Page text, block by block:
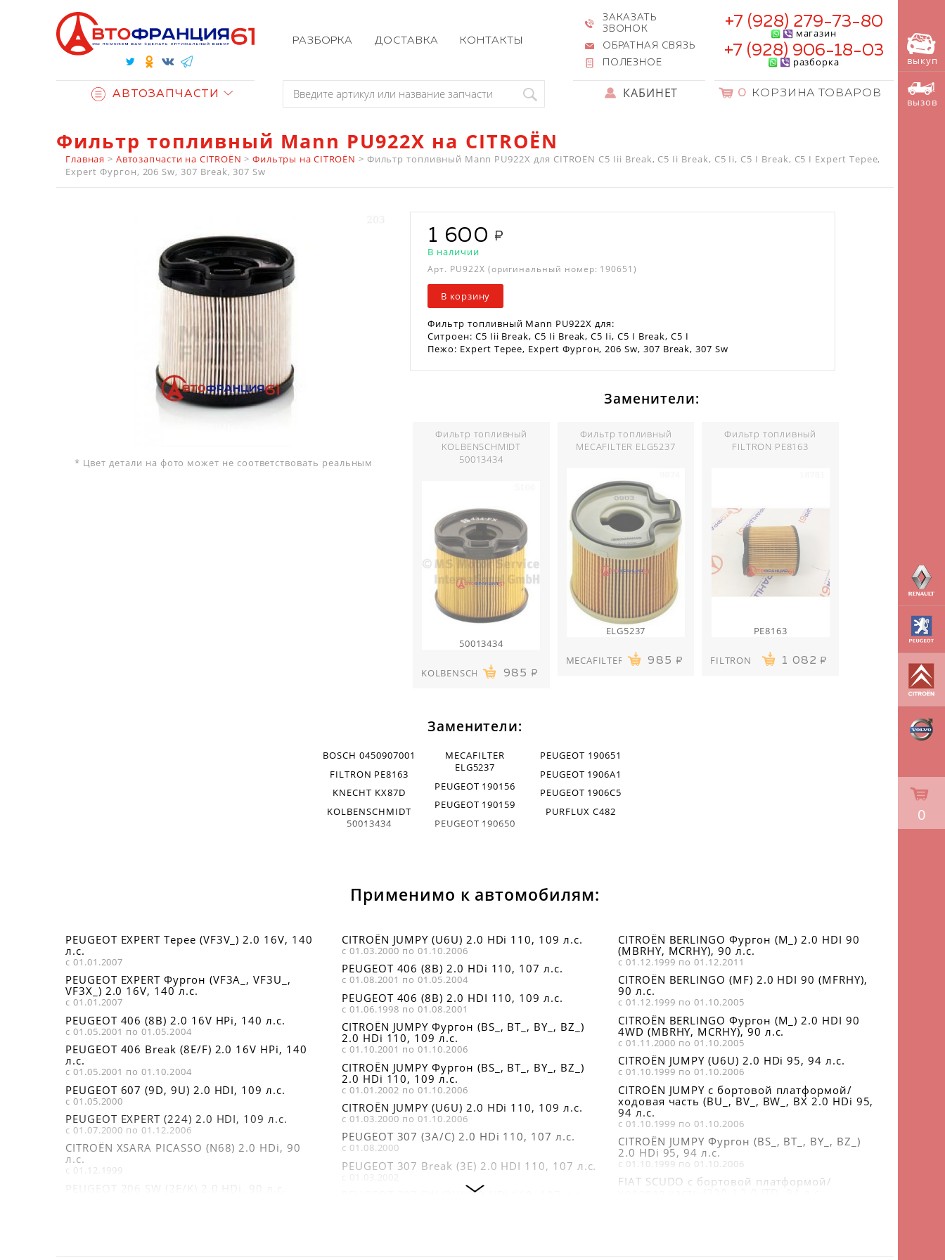
РАЗБОРКА ДОСТАВКА КОНТАКТЫ
ЗАКАЗАТЬ
ЗВОНОК
ОБРАТНАЯ СВЯЗЬ
ПОЛЕЗНОЕ
+7 (928) 279-73-80
магазин
+7 (928) 906-18-03
разборка
АВТОЗАПЧАСТИ КАБИНЕТ 0 КОРЗИНА ТОВАРОВ
Фильтр топливный Mann PU922X на CITROËN
Главная > Автозапчасти на CITROËN >Фильтры на CITROËN > Фильтр топливный Mann PU922X для CITROËN C5 Iii Break, C5 Ii Break, C5 Ii, C5 I Break, C5 I Expert Tepee,
Expert Фургон, 206 Sw, 307 Break, 307 Sw
* Цвет детали на фото может не соответствовать реальным
1 600
В наличии
Арт. PU922X (оригинальный номер: 190651)
В корзину
Фильтр топливный Mann PU922X для:
Ситроен: C5 Iii Break, C5 Ii Break, C5 Ii, C5 I Break, C5 I
Пежо: Expert Tepee, Expert Фургон, 206 Sw, 307 Break, 307 Sw
Заменители:
Фильтр топливный
KOLBENSCHMIDT
50013434
50013434
KOLBENSCHMIDT 985
Фильтр топливный
MECAFILTER ELG5237
ELG5237
MECAFILTER 985
Фильтр топливный
FILTRON PE8163
PE8163
FILTRON 1 082
Заменители:
BOSCH 0450907001
FILTRON PE8163
KNECHT KX87D
KOLBENSCHMIDT
50013434
MECAFILTER
ELG5237
PEUGEOT 190156
PEUGEOT 190159
PEUGEOT 190650
PEUGEOT 190651
PEUGEOT 1906A1
PEUGEOT 1906C5
PURFLUX C482
Применимо к автомобилям:
PEUGEOT EXPERT Tepee (VF3V_) 2.0 16V, 140
л.с.
с 01.01.2007
PEUGEOT EXPERT Фургон (VF3A_, VF3U_,
VF3X_) 2.0 16V, 140 л.с.
с 01.01.2007
PEUGEOT 406 (8B) 2.0 16V HPi, 140 л.с.
с 01.05.2001 по 01.05.2004
PEUGEOT 406 Break (8E/F) 2.0 16V HPi, 140
л.с.
с 01.05.2001 по 01.10.2004
PEUGEOT 607 (9D, 9U) 2.0 HDI, 109 л.с.
с 01.05.2000
PEUGEOT EXPERT (224) 2.0 HDI, 109 л.с.
с 01.07.2000 по 01.12.2006
CITROËN XSARA PICASSO (N68) 2.0 HDi, 90
л.с.
с 01.12.1999
PEUGEOT 206 SW (2E/K) 2.0 HDi, 90 л.с.
CITROËN JUMPY (U6U) 2.0 HDi 110, 109 л.с.
с 01.03.2000 по 01.10.2006
PEUGEOT 406 (8B) 2.0 HDi 110, 107 л.с.
с 01.08.2001 по 01.05.2004
PEUGEOT 406 (8B) 2.0 HDI 110, 109 л.с.
с 01.06.1998 по 01.08.2001
CITROËN JUMPY Фургон (BS_, BT_, BY_, BZ_)
2.0 HDi 110, 109 л.с.
с 01.10.2001 по 01.10.2006
CITROËN JUMPY Фургон (BS_, BT_, BY_, BZ_)
2.0 HDi 110, 109 л.с.
с 01.01.2002 по 01.10.2006
CITROËN JUMPY (U6U) 2.0 HDi 110, 109 л.с.
с 01.03.2000 по 01.10.2006
PEUGEOT 307 (3A/C) 2.0 HDi 110, 107 л.с.
с 01.08.2000
PEUGEOT 307 Break (3E) 2.0 HDI 110, 107 л.с.
PEUGEOT 307 SW (3H) 2.0 HDI 110, 107 л.с.
CITROËN BERLINGO Фургон (M_) 2.0 HDI 90
(MBRHY, MCRHY), 90 л.с.
с 01.12.1999 по 01.12.2011
CITROËN BERLINGO (MF) 2.0 HDI 90 (MFRHY),
90 л.с.
с 01.12.1999 по 01.10.2005
CITROËN BERLINGO Фургон (M_) 2.0 HDI 90
4WD (MBRHY, MCRHY), 90 л.с.
с 01.11.2000 по 01.10.2005
CITROËN JUMPY (U6U) 2.0 HDi 95, 94 л.с.
с 01.10.1999 по 01.10.2006
CITROËN JUMPY c бортовой платформой/
ходовая часть (BU_, BV_, BW_, BX 2.0 HDi 95,
94 л.с.
с 01.10.1999 по 01.10.2006
CITROËN JUMPY Фургон (BS_, BT_, BY_, BZ_)
2.0 HDi 95, 94 л.с.
с 01.10.1999 по 01.10.2006
FIAT SCUDO c бортовой платформой/
выкуп
вызов
0